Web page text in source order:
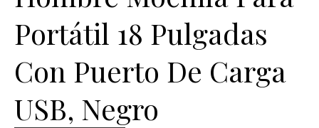
Portátil 18 Pulgadas
Con Puerto De Carga
USB, Negro